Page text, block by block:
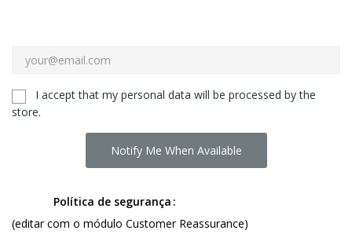
I accept that my personal data will be processed by the
store.
Notify Me When Available
Política de segurança
(editar com o módulo Customer Reassurance)